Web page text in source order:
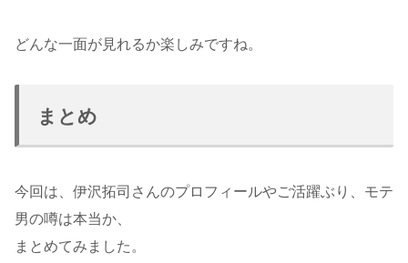
どんな一面が見れるか楽しみですね。
まとめ
今回は、伊沢拓司さんのプロフィールやご活躍ぶり、モテ
男の噂は本当か、
まとめてみました。